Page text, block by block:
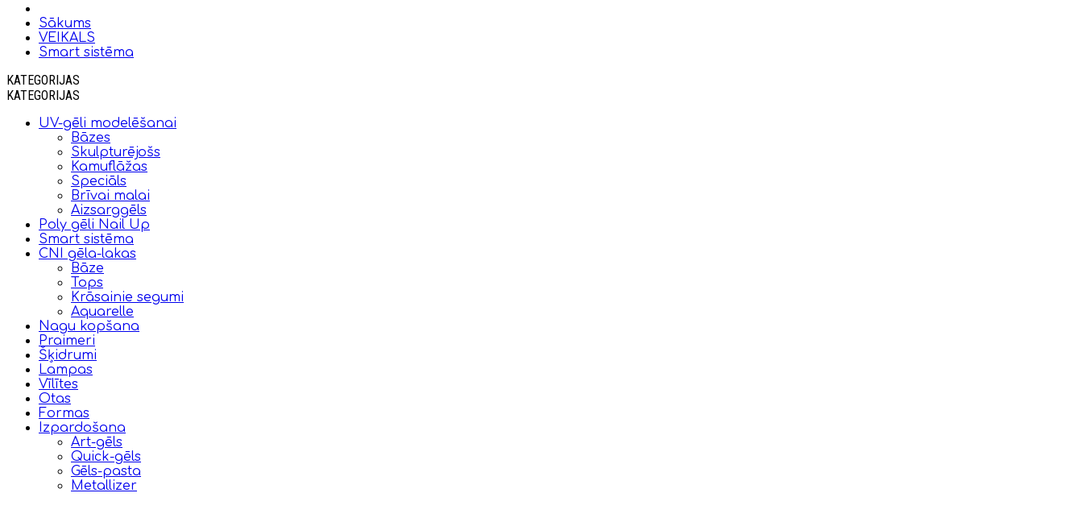
Sākums
VEIKALS
Smart sistēma
KATEGORIJAS
KATEGORIJAS
UV-gēli modelēšanai
Bāzes
Skulpturējošs
Kamuflāžas
Speciāls
Brīvai malai
Aizsarggēls
Poly gēli Nail Up
Smart sistēma
CNI gēla-lakas
Bāze
Tops
Krāsainie segumi
Aquarelle
Nagu kopšana
Praimeri
Šķidrumi
Lampas
Vīlītes
Otas
Formas
Izpardošana
Art-gēls
Quick-gēls
Gēls-pasta
Metallizer